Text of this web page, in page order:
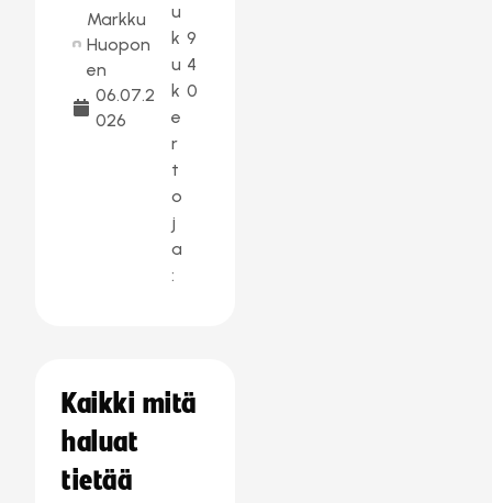
Markku
Huopon
en
06.07.2
026
u
k
u
k
e
r
t
o
j
a
:
9
4
0
Kaikki mitä
haluat
tietää